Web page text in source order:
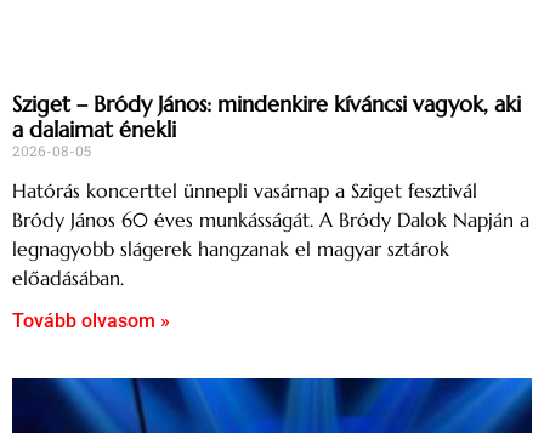
Sziget – Bródy János: mindenkire kíváncsi vagyok, aki
a dalaimat énekli
2026-08-05
Hatórás koncerttel ünnepli vasárnap a Sziget fesztivál
Bródy János 60 éves munkásságát. A Bródy Dalok Napján a
legnagyobb slágerek hangzanak el magyar sztárok
előadásában.
Tovább olvasom »